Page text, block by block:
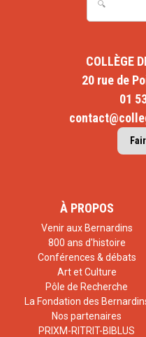
COLLÈGE
20 rue de
01
À PROPOS
Venir aux Bernardins
800 ans d'histoire
Conférences & débats
Art et Culture
Pôle de Recherche
La Fondation des
Nos partenaires
PRIXM-RITRIT-BIBLUS